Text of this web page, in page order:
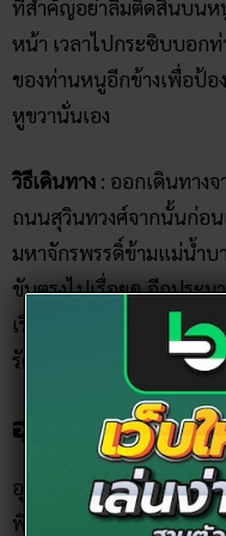
ที่สำคัญอย่าลืมติดสินบนห
หน้า เวลาไปกระซิบบอก
ของท่านหนูอีกข้างเพื่อป้อ
หูขวานั่นเอง
วิธีเดินทาง : ออกเดินทางจ
ถนนสุวินทวงศ์จากนั้นก่อน
มหาจักรพรรดิ์ข้ามแม่น้ำบ
ขับตรงไปเรื่อยๆ อีกประม
เรื่อยๆ เมื่อข้ามแม่น้ำบาง
รัตนาราม
อุทยานพระพิฆเ
อุทยานพระพิฆเนศที่จังหวั
พิพัมน์โกศล’ หรือ ‘หลวงพ่